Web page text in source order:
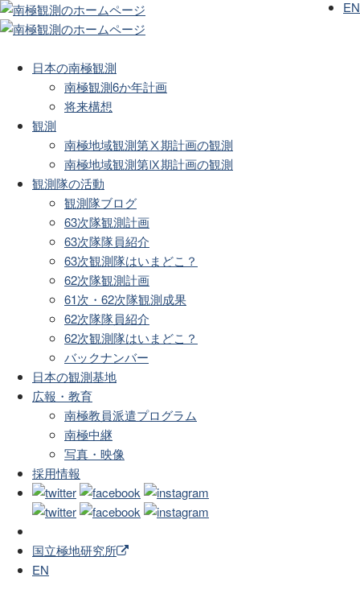
日本の南極観測
南極観測6か年計画
将来構想
観測
南極地域観測第Ⅹ期計画の観測
南極地域観測第Ⅸ期計画の観測
観測隊の活動
観測隊ブログ
63次隊観測計画
63次隊隊員紹介
63次観測隊はいまどこ？
62次隊観測計画
61次・62次隊観測成果
62次隊隊員紹介
62次観測隊はいまどこ？
バックナンバー
日本の観測基地
広報・教育
南極教員派遣プログラム
南極中継
写真・映像
採用情報
国立極地研究所
EN
EN